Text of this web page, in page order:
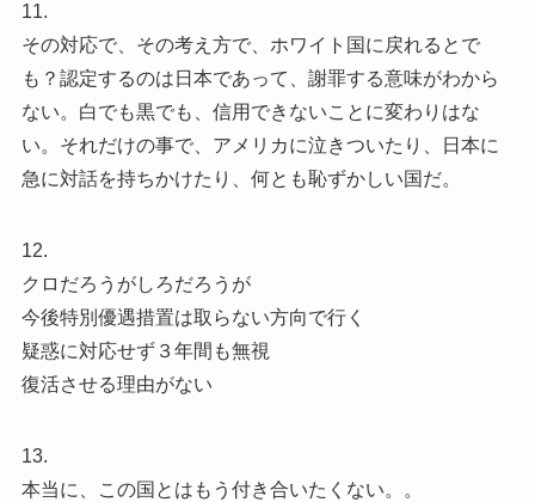
11.
その対応で、その考え方で、ホワイト国に戻れるとで
も？認定するのは日本であって、謝罪する意味がわから
ない。白でも黒でも、信用できないことに変わりはな
い。それだけの事で、アメリカに泣きついたり、日本に
急に対話を持ちかけたり、何とも恥ずかしい国だ。
12.
クロだろうがしろだろうが
今後特別優遇措置は取らない方向で行く
疑惑に対応せず３年間も無視
復活させる理由がない
13.
本当に、この国とはもう付き合いたくない。。